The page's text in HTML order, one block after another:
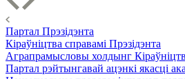
Партал Прэзідэнта
Кіраўніцтва справамі Прэзідэнта
Аграпрамысловы холдынг
Партал рэйтынгавай ацэнкі якасці